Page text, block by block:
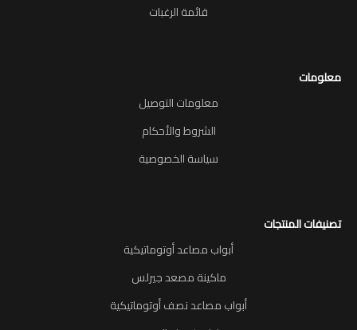
قائمة الرغبات
معلومات
معلومات التوصيل
الشروط والأحكام
سياسة الخصوصية
تصنيفات المنتجات
أبواب مصاعد أوتوماتيكية
ماكينة مصعد جيرلس
أبواب مصاعد نصف أوتوماتيكية